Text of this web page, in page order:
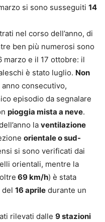
si sono susseguiti 14
nel corso dell’anno, di
ben più numerosi sono
e il 17 ottobre: il
è stato luglio. Non
consecutivo,
episodio da segnalare
pioggia mista a neve.
la ventilazione
orientale o sud-
si sono verificati dai
orientali, mentre la
69 km/h) è stata
del 16 aprile durante un
rilevati dalle 9 stazioni